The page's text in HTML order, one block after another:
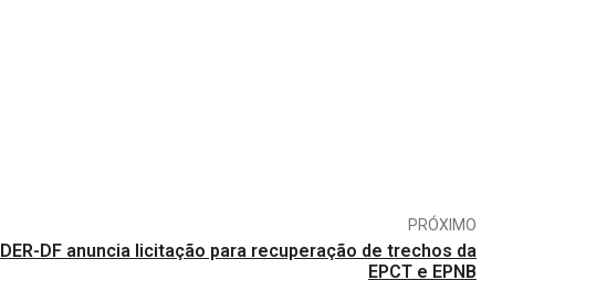
PRÓXIMO
DER-DF anuncia licitação para recuperação de trechos da
EPCT e EPNB